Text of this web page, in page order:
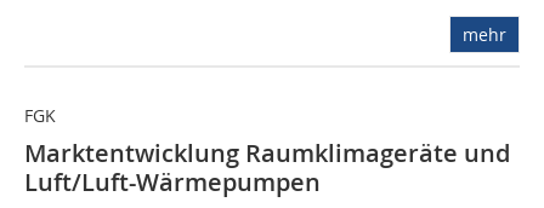
mehr
FGK
Marktentwicklung Raumklimageräte und
Luft/Luft-Wärmepumpen